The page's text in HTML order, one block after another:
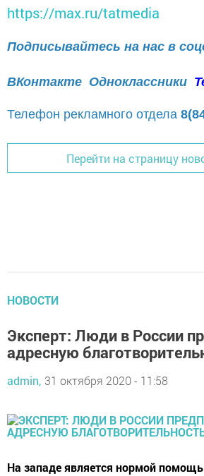
https://max.ru/tatmedia
Подписывайтесь на нас в
ВКонтакте Одноклассники
Телефон рекламного отдела
Перейти на страницу
НОВОСТИ
Эксперт: Люди в России
адресную
admin, 31 октября 2020 - 11:58
На западе является нормой